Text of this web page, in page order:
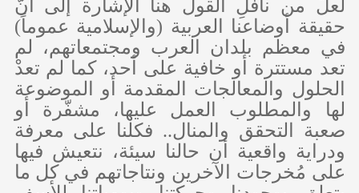
لعلَّ من نافلِ القول هنا الإشارة إلى أنَّ
حقيقة أوضاعنا العربية (والإسلامية عموماً)
في معظم بلدان العرب ومجتمعاتهم، لم
تعد مستترة أو خافية على أحد، كما لم تعدْ
الحلول والمعالجات المقدمة أو الموضوعة
لها والمطلوب العمل عليها، مشفّرة أو
صعبة التحقق والمنال.. فكلنا على معرفة
ودراية واقعية أن حالنا سيئة، نتعيش فيها
على مُخرجات الآخرين ونتاجاتهم في كل ما